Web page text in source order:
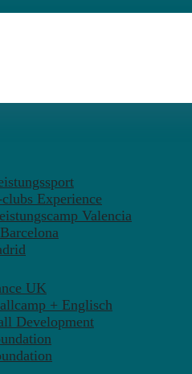
Experience
Valencia
UK
+ Englisch
Development